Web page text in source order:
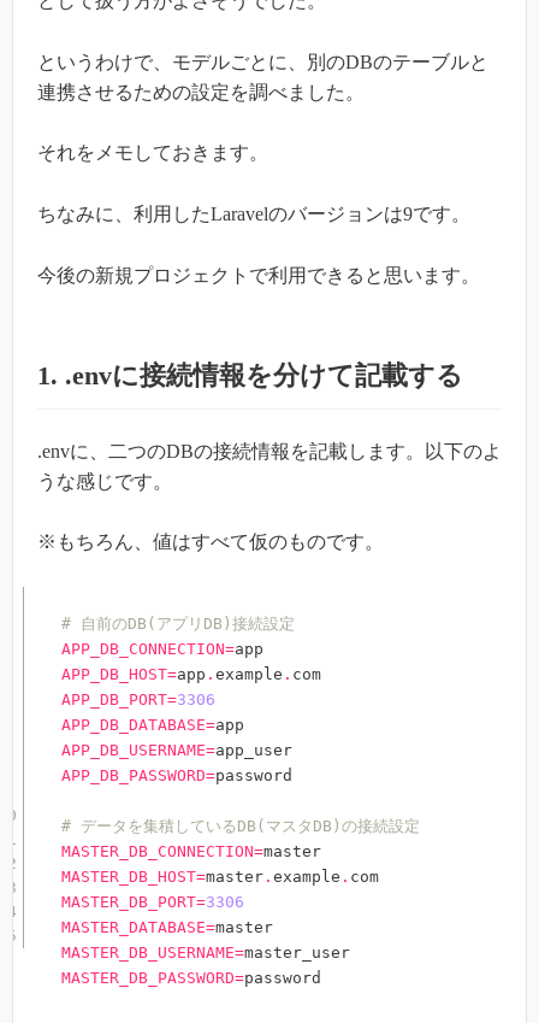
というわけで、モデルごとに、別のDBのテーブルと
連携させるための設定を調べました。
それをメモしておきます。
ちなみに、利用したLaravelのバージョンは9です。
今後の新規プロジェクトで利用できると思います。
1. .envに接続情報を分けて記載する
.envに、二つのDBの接続情報を記載します。以下のよ
うな感じです。
※もちろん、値はすべて仮のものです。
# 自前のDB(アプリDB)接続設定
APP_DB_CONNECTION=
APP_DB_HOST=app . example .
APP_DB_PORT=3306
APP_DB_DATABASE=
APP_DB_USERNAME=
APP_DB_PASSWORD=password
# データを集積しているDB(マスタDB)の接続設定
MASTER_DB_CONNECTION=
MASTER_DB_HOST=master . example .
MASTER_DB_PORT=3306
MASTER_DATABASE=
MASTER_DB_USERNAME=
MASTER_DB_PASSWORD=password